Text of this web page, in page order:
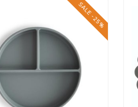
SALE -25%